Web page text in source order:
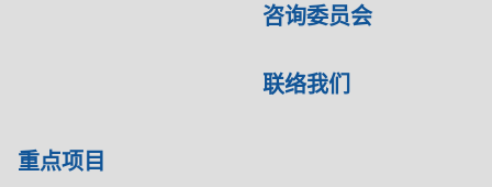
咨询委员会
联络我们
重点项目